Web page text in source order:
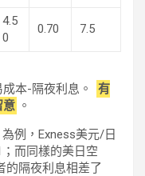
4.5
0
0.70 7.5
本-隔夜利息。
有
意 。
例，Exness美元/日
而同樣的美日空
的隔夜利息相差了